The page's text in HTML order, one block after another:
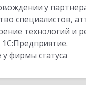
у
специалистов,
технологий и
у фирмы статуса